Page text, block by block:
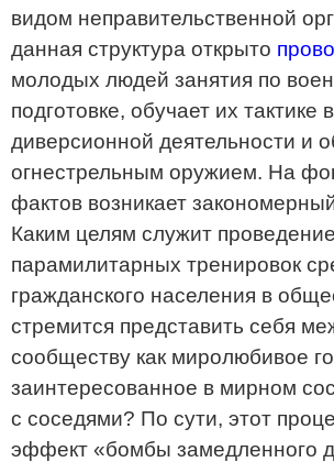
видом неправительственной
данная структура открыто
молодых людей занятия по
подготовке, обучает их тактике
диверсионной деятельности и
огнестрельным оружием. На
фактов возникает
Каким целям служит
парамилитарных тренировок
гражданского населения в
стремится представить себя
сообществу как миролюбивое
заинтересованное в мирном
с соседями? По сути, этот
эффект «бомбы замедленного